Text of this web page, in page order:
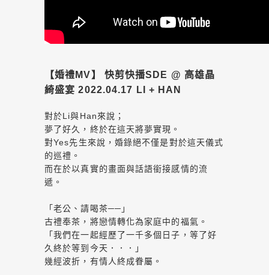
【婚禮MV】 快剪快播SDE @ 高雄晶
綺盛宴 2022.04.17 LI + HAN
對於Li與Han來說；
夢了好久，終於在這天將夢實現。
對Yes先生來說，婚錄絕不僅是對於這天儀式
的巡禮。
而在於以真實的畫面與話語銜接感情的流
遞。
「老公、請喝茶──」
古禮奉茶，將戀情轉化為家庭中的福氣。
「我們在一起經歷了一千多個日子，等了好
久終於等到今天．．．」
幾經波折，有情人終成眷屬。